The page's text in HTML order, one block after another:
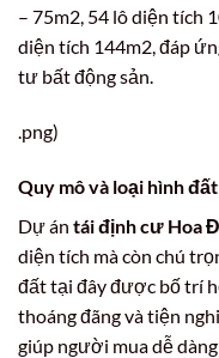
– 75m2, 54 lô diện tích
diện tích 144m2, đáp
tư bất động sản.
.png)
Quy mô và loại hình
Dự án tái định cư Hoa
diện tích mà còn chú
đất tại đây được bố trí
thoáng đãng và tiện
giúp người mua dễ